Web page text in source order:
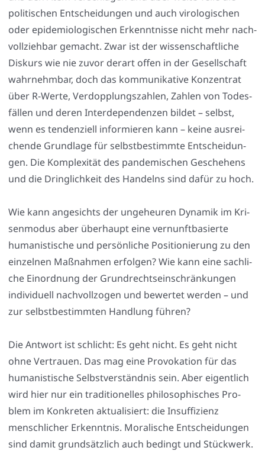
poli­ti­schen Ent­schei­dun­gen und auch viro­lo­gi­schen
oder epi­de­mio­lo­gi­schen Erkennt­nis­se nicht mehr nach­
voll­zieh­bar gemacht. Zwar ist der wis­sen­schaft­li­che
Dis­kurs wie nie zuvor der­art offen in der Gesell­schaft
wahr­nehm­bar, doch das kom­mu­ni­ka­ti­ve Kon­zen­trat
über R‑Werte, Ver­dopp­lungs­zah­len, Zah­len von Todes­
fäl­len und deren Inter­de­pen­den­zen bil­det – selbst,
wenn es ten­den­zi­ell infor­mie­ren kann – kei­ne aus­rei­
chen­de Grund­la­ge für selbst­be­stimm­te Ent­schei­dun­
gen. Die Kom­ple­xi­tät des pan­de­mi­schen Gesche­hens
und die Dring­lich­keit des Han­delns sind dafür zu hoch.
Wie kann ange­sichts der unge­heu­ren Dyna­mik im Kri­
sen­mo­dus aber über­haupt eine ver­nunft­ba­sier­te
huma­nis­ti­sche und per­sön­li­che Posi­tio­nie­rung zu den
ein­zel­nen Maß­nah­men erfol­gen? Wie kann eine sach­li­
che Ein­ord­nung der Grund­rechts­ein­schrän­kun­gen
indi­vi­du­ell nach­voll­zo­gen und bewer­tet wer­den – und
zur selbst­be­stimm­ten Hand­lung füh­ren?
Die Ant­wort ist schlicht: Es geht nicht. Es geht nicht
ohne Ver­trau­en. Das mag eine Pro­vo­ka­ti­on für das
huma­nis­ti­sche Selbst­ver­ständ­nis sein. Aber eigent­lich
wird hier nur ein tra­di­tio­nel­les phi­lo­so­phi­sches Pro­
blem im Kon­kre­ten aktua­li­siert: die Insuf­fi­zi­enz
mensch­li­cher Erkennt­nis. Mora­li­sche Ent­schei­dun­gen
sind damit grund­sätz­lich auch bedingt und Stück­werk.